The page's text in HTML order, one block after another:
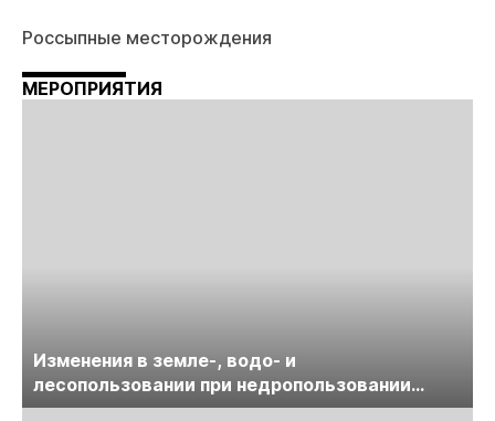
Россыпные месторождения
МЕРОПРИЯТИЯ
Изменения в земле-, водо- и
лесопользовании при недропользовании
обсудят на семинаре «ПравоТЭК»